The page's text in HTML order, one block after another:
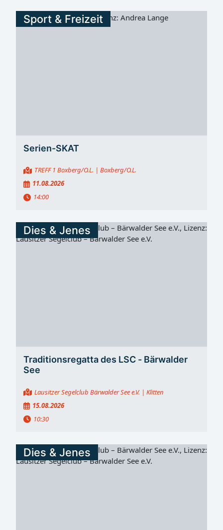
Sport & Freizeit
Serien-SKAT
TREFF 1 Boxberg/O.L. | Boxberg/O.L.
11.08.2026
14:00
Dies & Jenes
Traditionsregatta des LSC - Bärwalder
See
Lausitzer Segelclub Bärwalder See e.V. | Klitten
15.08.2026
10:30
Dies & Jenes